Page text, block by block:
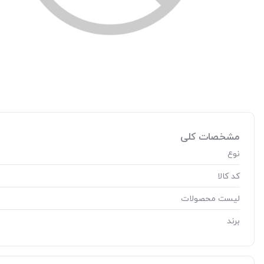
مشخصات کلی
نوع
کد کالا
لیست محصولات
برند